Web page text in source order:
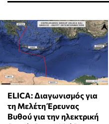
ELICA: Διαγωνισμός για
τη Μελέτη Έρευνας
Βυθού για την ηλεκτρική